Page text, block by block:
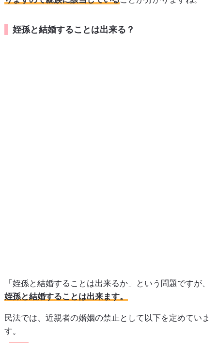
姪孫と結婚することは出来る？
「姪孫と結婚することは出来るか」という問題ですが、
姪孫と結婚することは出来ます。
民法では、近親者の婚姻の禁止として以下を定めていま
す。